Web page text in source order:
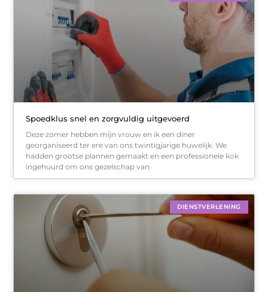
Spoedklus snel en zorgvuldig uitgevoerd
Deze zomer hebben mijn vrouw en ik een diner
georganiseerd ter ere van ons twintigjarige huwelijk. We
hadden grootse plannen gemaakt en een professionele kok
ingehuurd om ons gezelschap van
DIENSTVERLENING